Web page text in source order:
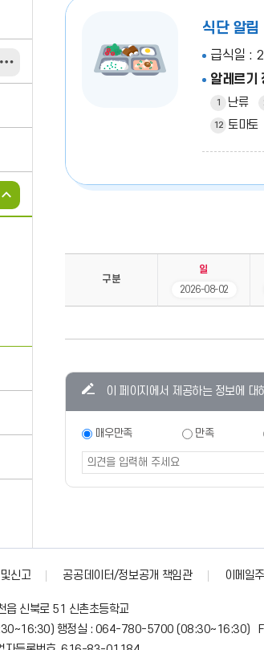
식단 알림
급식일 :
알레르기
1 난류
12 토마토
구분
월,
토요일
정보를
표입니다.
구분
일
2026-08-02
콘텐츠
조사
이 페이지에서 제공하는 정보에 대
만족도
폼
매우만족 만족
신고 공공데이터/정보공개 책임관 이메일
읍 신북로 51 신촌초등학교
행정실 : 064-780-5700 (08:30~16:30)